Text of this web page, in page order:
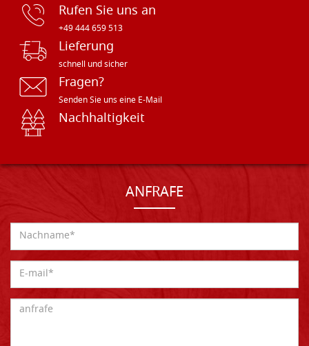
Rufen Sie uns an
+49 444 659 513
Lieferung
schnell und sicher
Fragen?
Senden Sie uns eine E-Mail
Nachhaltigkeit
ANFRAFE